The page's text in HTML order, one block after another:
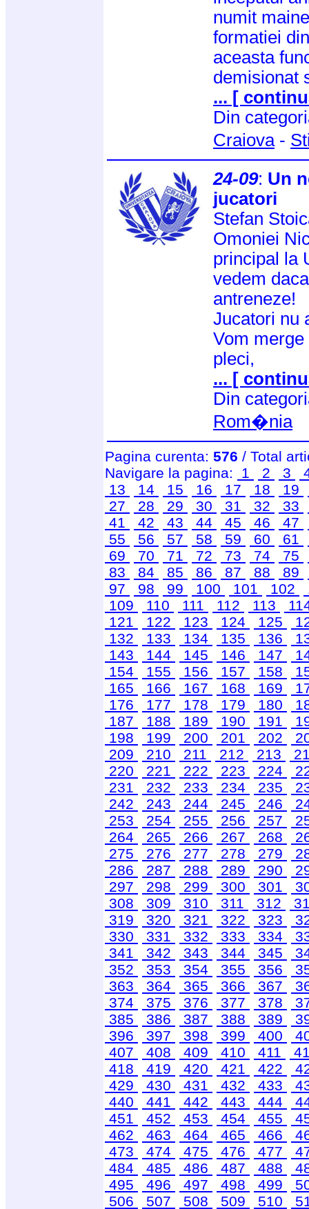
numit
formatiei
aceasta
demisionat
... [
Din
Craiova-
24-09: Un
jucatori
Stefan
Omoniei
principal la
vedem
antreneze!
Jucatori nu
Vom
pleci,
... [
Din
Rom�nia
Pagina curenta: 576 / Total
Navigare la pagina:
1 2 3
13
14 15 16 17 18 19
27
28 29 30 31 32 33
41
42 43 44 45 46 47
55
56 57 58 59 60 61
69
70 71 72 73 74 75
83
84 85 86 87 88 89
97
98 99 100 101 102
109
110 111 112 113
121
122 123 124 125
132
133 134 135 136
143
144 145 146 147
154
155 156 157 158
165
166 167 168 169
176
177 178 179 180
187
188 189 190 191
198
199 200 201 202
209
210 211 212 213
220
221 222 223 224
231
232 233 234 235
242
243 244 245 246
253
254 255 256 257
264
265 266 267 268
275
276 277 278 279
286
287 288 289 290
297
298 299 300 301
308
309 310 311 312
319
320 321 322 323
330
331 332 333 334
341
342 343 344 345
352
353 354 355 356
363
364 365 366 367
374
375 376 377 378
385
386 387 388 389
396
397 398 399 400
407
408 409 410 411
418
419 420 421 422
429
430 431 432 433
440
441 442 443 444
451
452 453 454 455
462
463 464 465 466
473
474 475 476 477
484
485 486 487 488
495
496 497 498 499
506
507 508 509 510